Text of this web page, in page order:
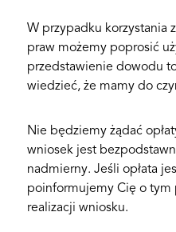
W przypadku korzystania
praw możemy poprosić
przedstawienie dowodu
wiedzieć, że mamy do
Nie będziemy żądać
wniosek jest
nadmierny. Jeśli opłata
poinformujemy Cię o
realizacji wniosku.